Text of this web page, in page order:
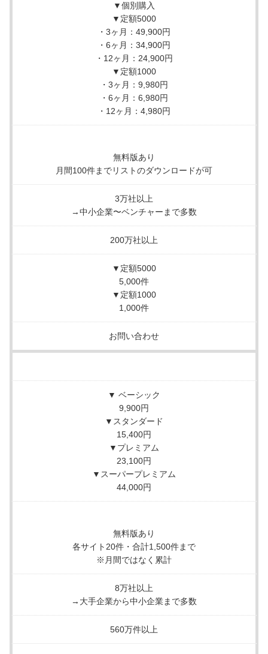
サービス詳細
▼個別購入
▼定額5000
・3ヶ月：49,900円
・6ヶ月：34,900円
・12ヶ月：24,900円
▼定額1000
・3ヶ月：9,980円
・6ヶ月：6,980円
・12ヶ月：4,980円
無料版あり
月間100件までリストのダウンロードが可
3万社以上
→中小企業〜ベンチャーまで多数
200万社以上
▼定額5000
5,000件
▼定額1000
1,000件
お問い合わせ
▼ ベーシック
9,900円
▼スタンダード
15,400円
▼プレミアム
23,100円
▼スーパープレミアム
44,000円
無料版あり
各サイト20件・合計1,500件まで
※月間ではなく累計
8万社以上
→大手企業から中小企業まで多数
560万件以上